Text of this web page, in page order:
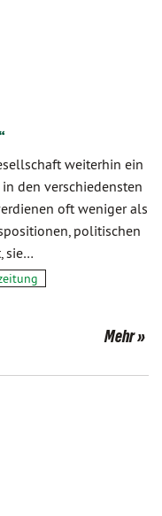
weiterhin ein
den verschiedensten
oft weniger als
politischen
sie…
Mehr